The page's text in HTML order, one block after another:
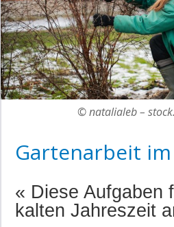
© natalialeb –
Gartenarbeit
« Diese Aufgaben
kalten Jahreszeit